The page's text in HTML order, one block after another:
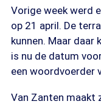
Vorige week werd
op 21 april. De
kunnen. Maar daar
is nu de datum
een woordvoerder
Van Zanten maakt